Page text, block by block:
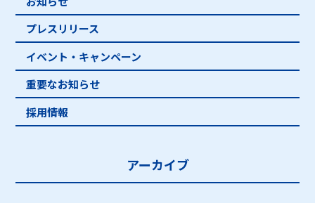
プレスリリース
イベント・キャンペーン
重要なお知らせ
採用情報
アーカイブ